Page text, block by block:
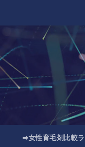
➡女性育毛剤比較